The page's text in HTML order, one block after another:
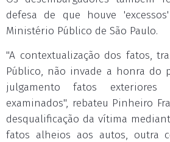
defesa de que houve
Ministério Público de São Paulo.
"A contextualização dos fatos,
Público, não invade a honra do
julgamento fatos exteriores
examinados", rebateu Pinheiro
desqualificação da vítima
fatos alheios aos autos, outra